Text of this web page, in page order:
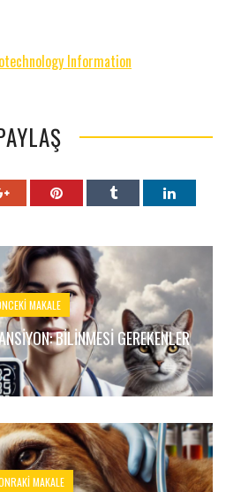
Information
MAKALE
BILINMESI GEREKENLER
MAKALE